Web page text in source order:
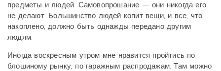
предметы и людей. Самовопрошание — они никогда его
не делают. Большинство людей копит вещи, и все, что
накоплено, должно быть однажды передано другим
людям.
Иногда воскресным утром мне нравится пройтись по
блошиному рынку, по гаражным распродажам. Там можно